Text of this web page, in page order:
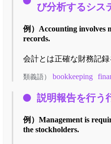
び分析するシス
例） Accounting involves
records.
会計とは正確な財務記録
類義語） bookkeeping
説明報告を行う
例） Management is
the stockholders.